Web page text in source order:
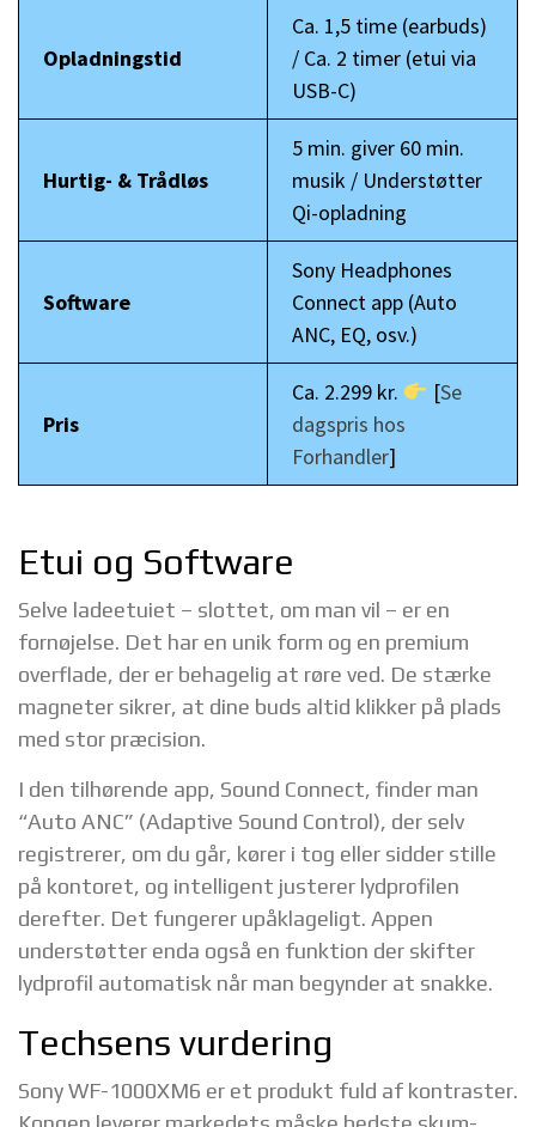
Opladningstid
Ca. 1,5 time (earbuds)
/ Ca. 2 timer (etui via
USB-C)
Hurtig- & Trådløs
5 min. giver 60 min.
musik / Understøtter
Qi-opladning
Software
Sony Headphones
Connect app (Auto
ANC, EQ, osv.)
Pris
Ca. 2.299 kr. [Se
dagspris hos
Forhandler]
Etui og Software
Selve ladeetuiet – slottet, om man vil – er en
fornøjelse. Det har en unik form og en premium
overflade, der er behagelig at røre ved. De stærke
magneter sikrer, at dine buds altid klikker på plads
med stor præcision.
I den tilhørende app, Sound Connect, finder man
“Auto ANC” (Adaptive Sound Control), der selv
registrerer, om du går, kører i tog eller sidder stille
på kontoret, og intelligent justerer lydprofilen
derefter. Det fungerer upåklageligt. Appen
understøtter enda også en funktion der skifter
lydprofil automatisk når man begynder at snakke.
Techsens vurdering
Sony WF-1000XM6 er et produkt fuld af kontraster.